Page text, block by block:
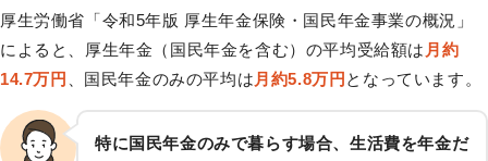
厚生労働省「令和5年版 厚生年金保険・国民年金事業の概況」
によると、厚生年金（国民年金を含む）の平均受給額は 月約
14.7万円
、国民年金のみの平均は 月約5.8万円 となっています。
特に国民年金のみで暮らす場合、生活費を年金だ